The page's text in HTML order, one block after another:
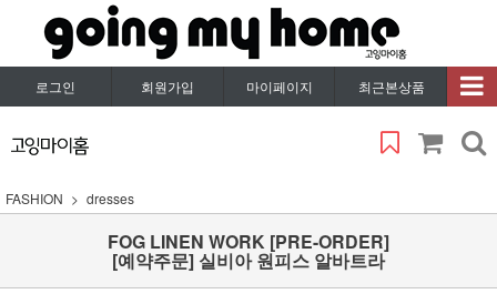
로그인 회원가입 마이페이지 최근본상품
FASHION dresses
FOG LINEN WORK [PRE-ORDER]
[예약주문] 실비아 원피스 알바트라